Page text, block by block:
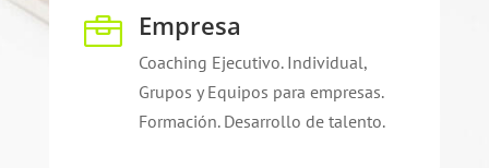
 Empresa
Coaching Ejecutivo. Individual,
Grupos y Equipos para empresas.
Formación. Desarrollo de talento.